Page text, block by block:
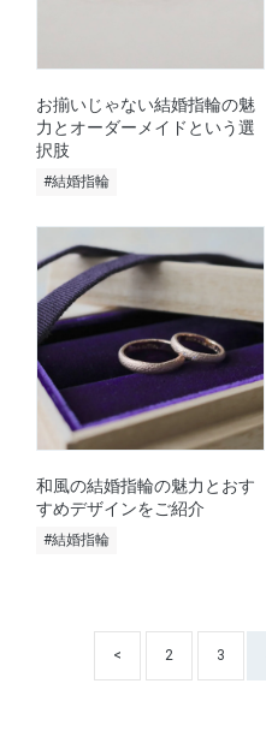
お揃いじゃない結婚指輪の魅
力とオーダーメイドという選
択肢
#結婚指輪
和風の結婚指輪の魅力とおす
すめデザインをご紹介
#結婚指輪
< 2 3